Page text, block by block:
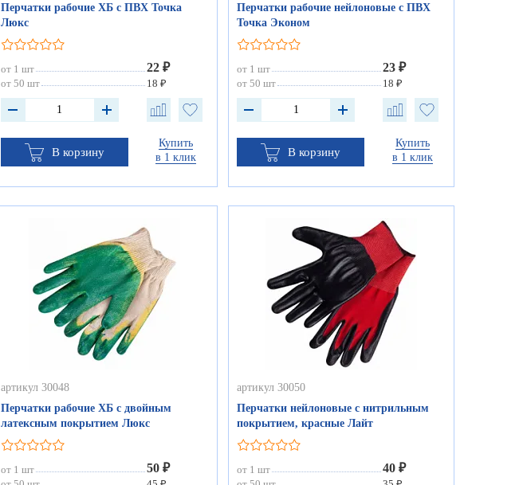
Перчатки рабочие ХБ с ПВХ Точка
Люкс
от 1 шт 22 ₽
от 50 шт 18 ₽
В корзину
Купить
в 1 клик
Перчатки рабочие нейлоновые с ПВХ
Точка Эконом
от 1 шт 23 ₽
от 50 шт 18 ₽
В корзину
Купить
в 1 клик
артикул 30048
Перчатки рабочие ХБ с двойным
латексным покрытием Люкс
от 1 шт 50 ₽
артикул 30050
Перчатки нейлоновые с нитрильным
покрытием, красные Лайт
от 1 шт 40 ₽